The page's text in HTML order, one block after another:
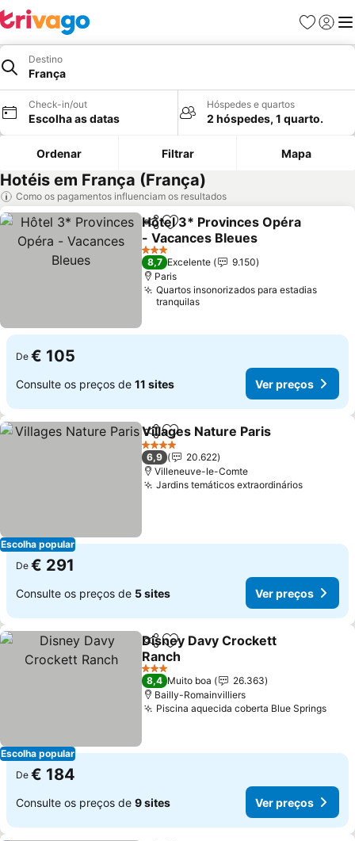
Favoritos
Iniciar
Destino
França
Check-in/out
Escolha as datas
Hóspedes e quartos
2 hóspedes, 1 quarto.
Ordenar Filtrar Mapa
Hotéis em França (França)
Como os pagamentos influenciam os resultados
PartilharAdicionar aos favoritos
Hôtel 3* Provinces Opéra
- Vacances Bleues
3 Estrelas
8,7 Excelente
9.150
Paris
Quartos insonorizados para estadias
tranquilas
De € 105
Consulte os preços de 11 sites Ver preços
Escolha popular
PartilharAdicionar aos favoritos
Villages Nature Paris
4 Estrelas
6,9
20.622
Villeneuve-le-Comte
Jardins temáticos extraordinários
De € 291
Consulte os preços de 5 sites Ver preços
Escolha popular
PartilharAdicionar aos favoritos
Disney Davy Crockett
Ranch
3 Estrelas
8,4 Muito boa
26.363
Bailly-Romainvilliers
Piscina aquecida coberta Blue Springs
De € 184
Consulte os preços de 9 sites Ver preços